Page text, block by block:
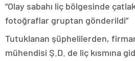
“Olay sabahı liç bölgesinde
fotoğraflar gruptan gönderildi”
Tutuklanan şüphelilerden,
mühendisi Ş.D. de liç kısmına